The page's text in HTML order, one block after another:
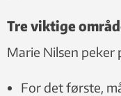
Tre viktige
Marie Nilsen peker
For det første,